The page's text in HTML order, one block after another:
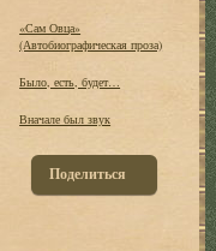
«Сам Овца»
(Автобиографическая проза)
Было, есть, будет…
Вначале был звук
Поделиться